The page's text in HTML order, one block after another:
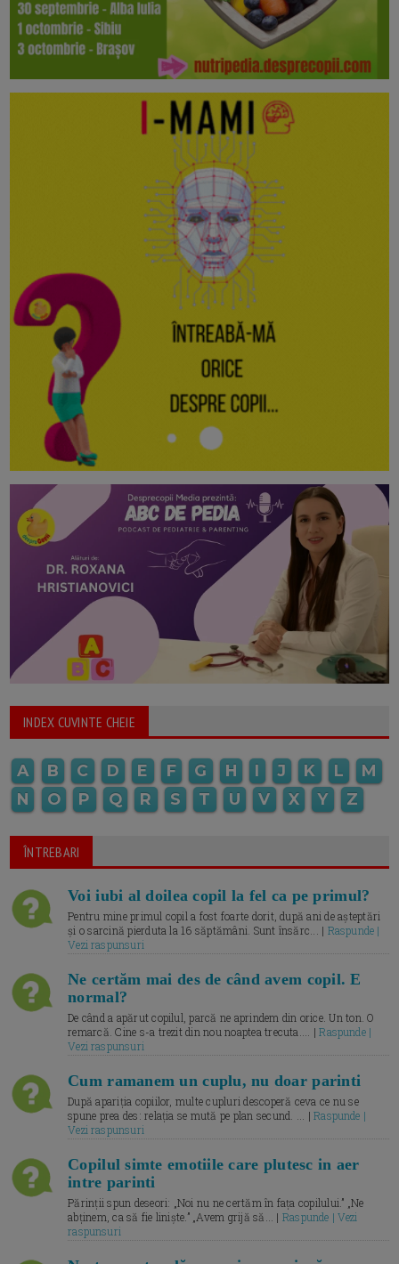
INDEX CUVINTE CHEIE
A B C D E F G H I J K L
M
N
O P Q R S T U V X Y Z
ÎNTREBARI
Voi iubi al doilea copil la fel ca pe primul?
Pentru mine primul copil a fost foarte dorit, după ani de așteptări
și o sarcină pierduta la 16 săptămâni. Sunt însărc... | Raspunde |
Vezi raspunsuri
Ne certăm mai des de când avem copil. E
normal?
De când a apărut copilul, parcă ne aprindem din orice. Un ton. O
remarcă. Cine s-a trezit din nou noaptea trecuta.... |Raspunde |
Vezi raspunsuri
Cum ramanem un cuplu, nu doar parinti
După apariția copiilor, multe cupluri descoperă ceva ce nu se
spune prea des: relația se mută pe plan secund. ... |Raspunde |
Vezi raspunsuri
Copilul simte emotiile care plutesc in aer
intre parinti
Părinții spun deseori: „Noi nu ne certăm în fața copilului.” „Ne
abținem, ca să fie liniște.” „Avem grijă să... | Raspunde | Vezi
raspunsuri